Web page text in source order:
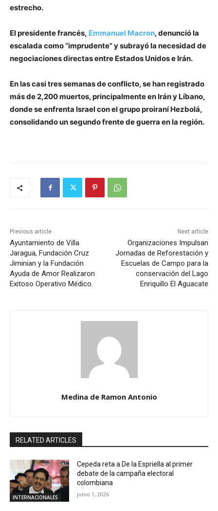
estrecho.
El presidente francés, Emmanuel Macron, denunció la
escalada como “imprudente” y subrayó la necesidad de
negociaciones directas entre Estados Unidos e Irán.
En las casi tres semanas de conflicto, se han registrado
más de 2,200 muertos, principalmente en Irán y Líbano,
donde se enfrenta Israel con el grupo proiraní Hezbolá,
consolidando un segundo frente de guerra en la región.
Previous article
Ayuntamiento de Villa
Jaragua, Fundación Cruz
Jiminian y la Fundación
Ayuda de Amor Realizaron
Exitoso Operativo Médico.
Next article
Organizaciones Impulsan
Jornadas de Reforestación y
Escuelas de Campo para la
conservación del Lago
Enriquillo El Aguacate
Medina de Ramon Antonio
RELATED ARTICLES
INTERNACIONALES
Cepeda reta a De la Espriella al primer
debate de la campaña electoral
colombiana
junio 1, 2026